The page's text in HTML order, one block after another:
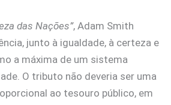
das Nações”, Adam Smith
junto à igualdade, à certeza e
a máxima de um sistema
O tributo não deveria ser uma
ao tesouro público, em